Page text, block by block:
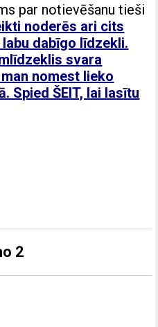
par notievēšanu tieši
noderēs ari cits
dabīgo līdzekli.
svara
nomest lieko
Spied ŠEIT, lai lasītu
2